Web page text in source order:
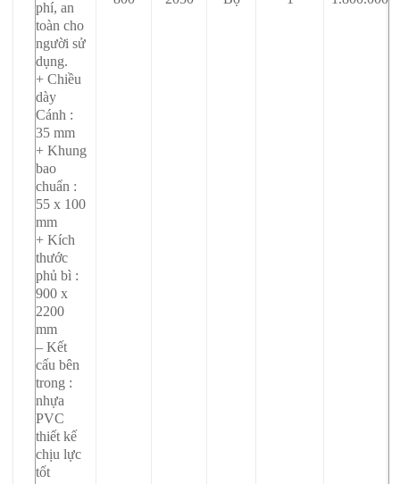
phí, an
toàn cho
người sử
dụng.
+ Chiều
dày
Cánh :
35 mm
+ Khung
bao
chuẩn :
55 x 100
mm
+ Kích
thước
phủ bì :
900 x
2200
mm
– Kết
cấu bên
trong :
nhựa
PVC
thiết kế
chịu lực
tốt